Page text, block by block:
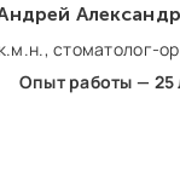
к.м.н.,
Опыт работы — 25